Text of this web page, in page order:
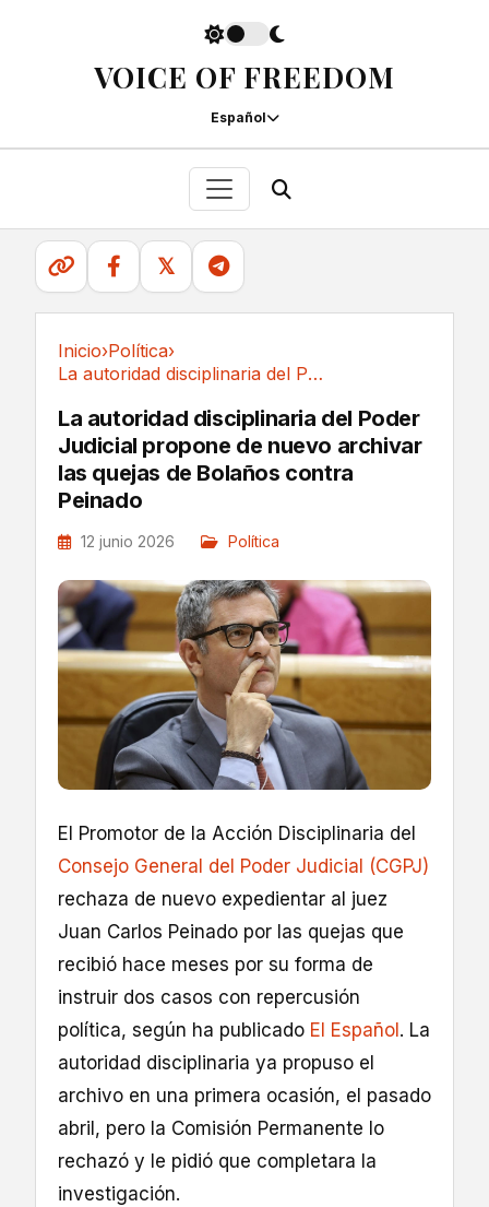
VOICE OF FREEDOM
Español
𝕏
Inicio›Política›
La autoridad disciplinaria del Poder Judicial...
La autoridad disciplinaria del Poder
Judicial propone de nuevo archivar
las quejas de Bolaños contra
Peinado
12 junio 2026 Política
El Promotor de la Acción Disciplinaria del
Consejo General del Poder Judicial (CGPJ)
rechaza de nuevo expedientar al juez
Juan Carlos Peinado por las quejas que
recibió hace meses por su forma de
instruir dos casos con repercusión
política, según ha publicado El Español . La
autoridad disciplinaria ya propuso el
archivo en una primera ocasión, el pasado
abril, pero la Comisión Permanente lo
rechazó y le pidió que completara la
investigación.